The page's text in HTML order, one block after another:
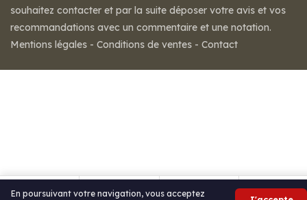
En poursuivant votre navigation, vous acceptez
souhaitez contacter et par la suite déposer votre avis et vos
recommandations avec un commentaire et une notation.
Mentions légales - Conditions de ventes - Contact